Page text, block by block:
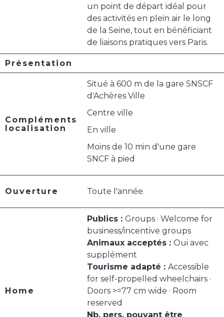
un point de départ idéal pour
des activités en plein air le long
de la Seine, tout en bénéficiant
de liaisons pratiques vers Paris.
Présentation
Compléments
localisation
Situé à 600 m de la gare SNSCF
d'Achères Ville
Centre ville
En ville
Moins de 10 min d'une gare
SNCF à pied
Ouverture Toute l'année.
Home
Publics : Groups · Welcome for
business/incentive groups
Animaux acceptés : Oui avec
supplément
Tourisme adapté : Accessible
for self-propelled wheelchairs ·
Doors >=77 cm wide · Room
reserved
Nb. pers. pouvant être